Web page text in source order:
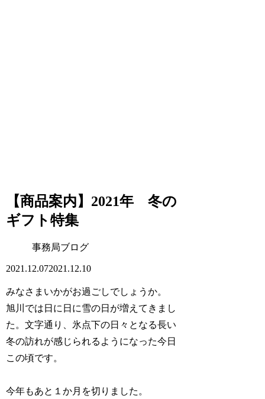
【商品案内】2021年 冬の
ギフト特集
事務局ブログ
2021.12.072021.12.10
みなさまいかがお過ごしでしょうか。
旭川では日に日に雪の日が増えてきまし
た。文字通り、氷点下の日々となる長い
冬の訪れが感じられるようになった今日
この頃です。
今年もあと１か月を切りました。